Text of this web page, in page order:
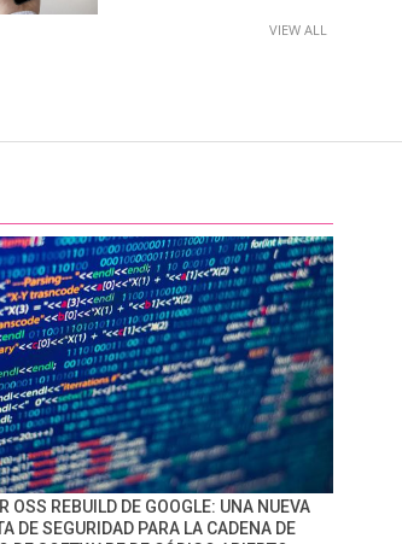
VIEW ALL
OSS REBUILD DE GOOGLE: UNA NUEVA
DE SEGURIDAD PARA LA CADENA DE